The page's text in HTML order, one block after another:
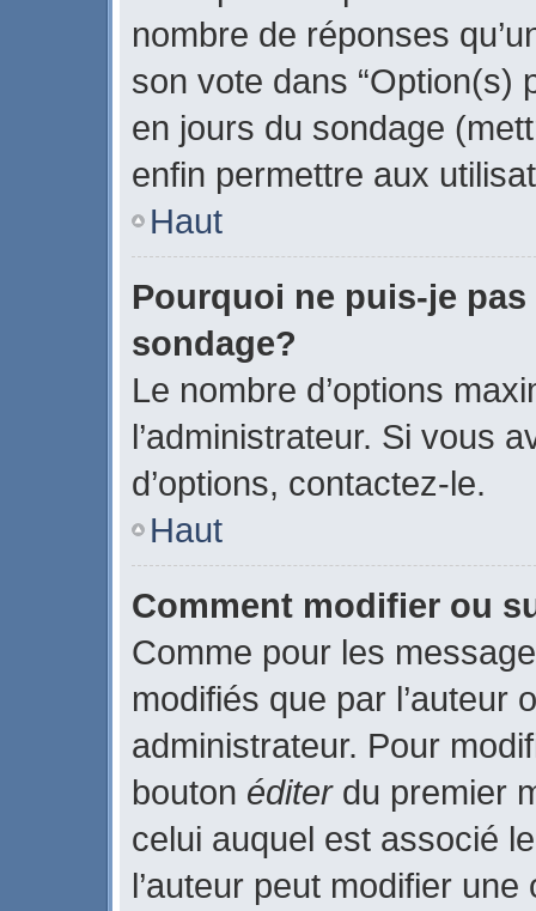
nombre de réponses
son vote dans “Option(s)
en jours du sondage
enfin permettre aux
Haut
Pourquoi ne puis-je
sondage?
Le nombre d’options
l’administrateur. Si vous
d’options, contactez-le.
Haut
Comment modifier ou
Comme pour les
modifiés que par l’auteur
administrateur. Pour
bouton éditerdu premier
celui auquel est associé
l’auteur peut modifier